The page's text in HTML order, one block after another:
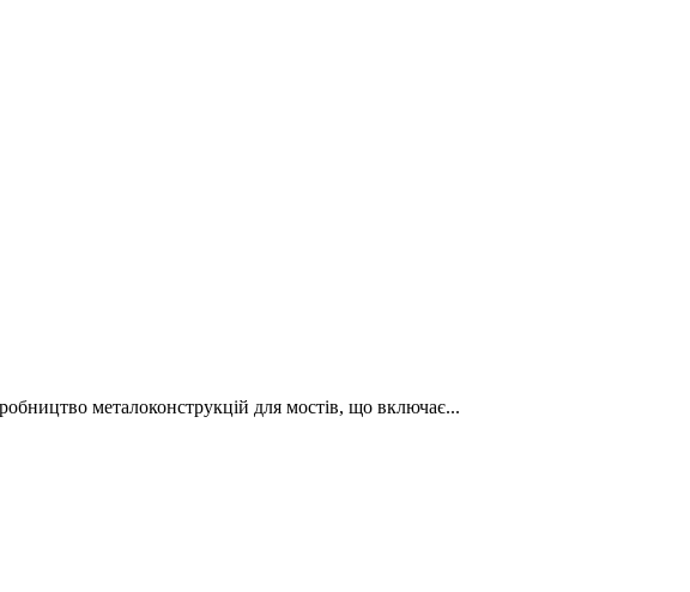
металоконструкцій для мостів, що включає...